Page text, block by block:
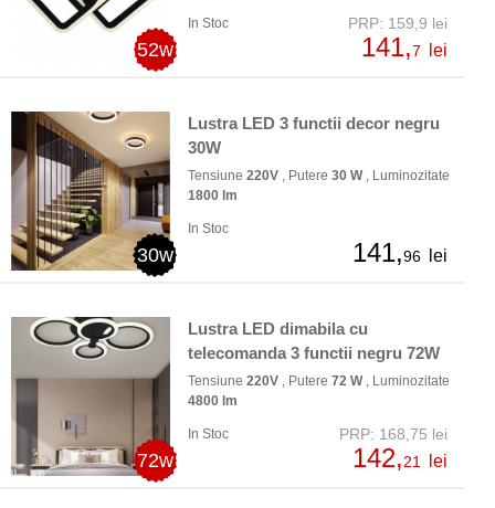
52w
In Stoc PRP: 159,9 lei
141,7 lei
30w
Lustra LED 3 functii decor negru
30W
Tensiune 220V , Putere 30 W, Luminozitate
1800 lm
In Stoc
141,96 lei
72w
Lustra LED dimabila cu
telecomanda 3 functii negru 72W
Tensiune 220V , Putere 72 W, Luminozitate
4800 lm
In Stoc PRP: 168,75 lei
142,21 lei